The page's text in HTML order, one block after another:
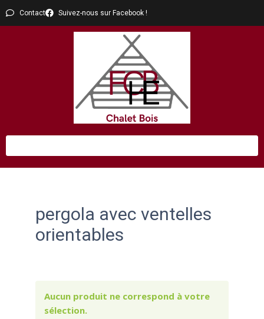
Contact Suivez-nous sur Facebook !
pergola avec ventelles
orientables
Aucun produit ne correspond à votre
sélection.